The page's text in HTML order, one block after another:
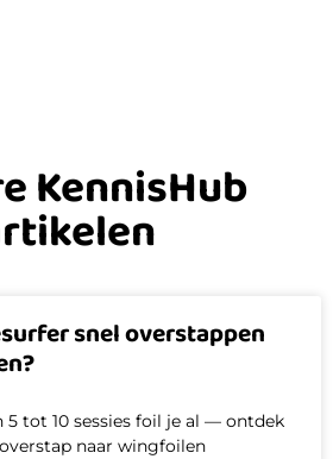
KennisHub
snel overstappen
5 tot 10 sessies foil je al — ontdek
naar wingfoilen